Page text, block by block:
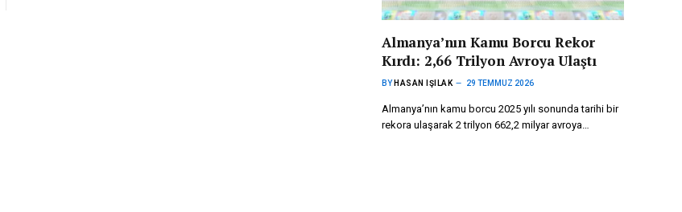
Almanya’nın Kamu Borcu Rekor
Kırdı: 2,66 Trilyon Avroya Ulaştı
BY HASAN IŞILAK 29 TEMMUZ 2026
Almanya’nın kamu borcu 2025 yılı sonunda tarihi bir
rekora ulaşarak 2 trilyon 662,2 milyar avroya…